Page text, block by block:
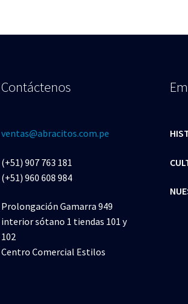
Contáctenos
ventas@abracitos.com.pe
(+51) 907 763 181
(+51) 960 608 984
Prolongación Gamarra 949
interior sótano 1 tiendas 101 y
102
Centro Comercial Estilos